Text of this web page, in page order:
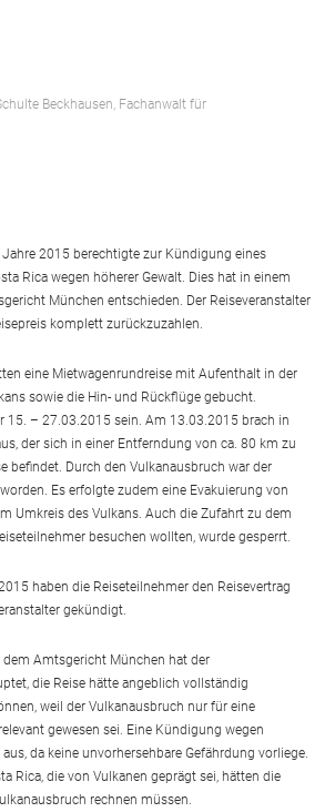
Beckhausen, Fachanwalt für
2015 berechtigte zur Kündigung eines
Rica wegen höherer Gewalt. Dies hat in einem
München entschieden. Der Reiseveranstalter
komplett zurückzuzahlen.
eine Mietwagenrundreise mit Aufenthalt in der
sowie die Hin- und Rückflüge gebucht.
15. – 27.03.2015 sein. Am 13.03.2015 brach in
der sich in einer Entferndung von ca. 80 km zu
befindet. Durch den Vulkanausbruch war der
Es erfolgte zudem eine Evakuierung von
Umkreis des Vulkans. Auch die Zufahrt zu dem
besuchen wollten, wurde gesperrt.
haben die Reiseteilnehmer den Reisevertrag
gekündigt.
dem Amtsgericht München hat der
die Reise hätte angeblich vollständig
weil der Vulkanausbruch nur für eine
gewesen sei. Eine Kündigung wegen
da keine unvorhersehbare Gefährdung vorliege.
Rica, die von Vulkanen geprägt sei, hätten die
rechnen müssen.